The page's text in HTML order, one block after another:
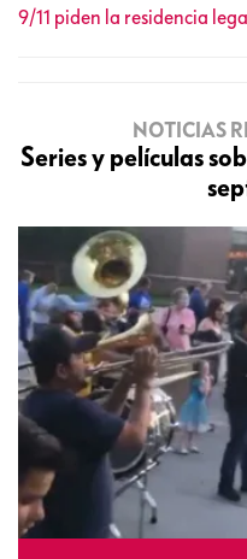
9/11 piden la residencia legal
NOTICIAS
Series y películas